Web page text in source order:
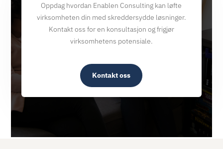
Oppdag hvordan Enablen Consulting kan løfte
virksomheten din med skreddersydde løsninger.
Kontakt oss for en konsultasjon og frigjør
virksomhetens potensiale.
Kontakt oss